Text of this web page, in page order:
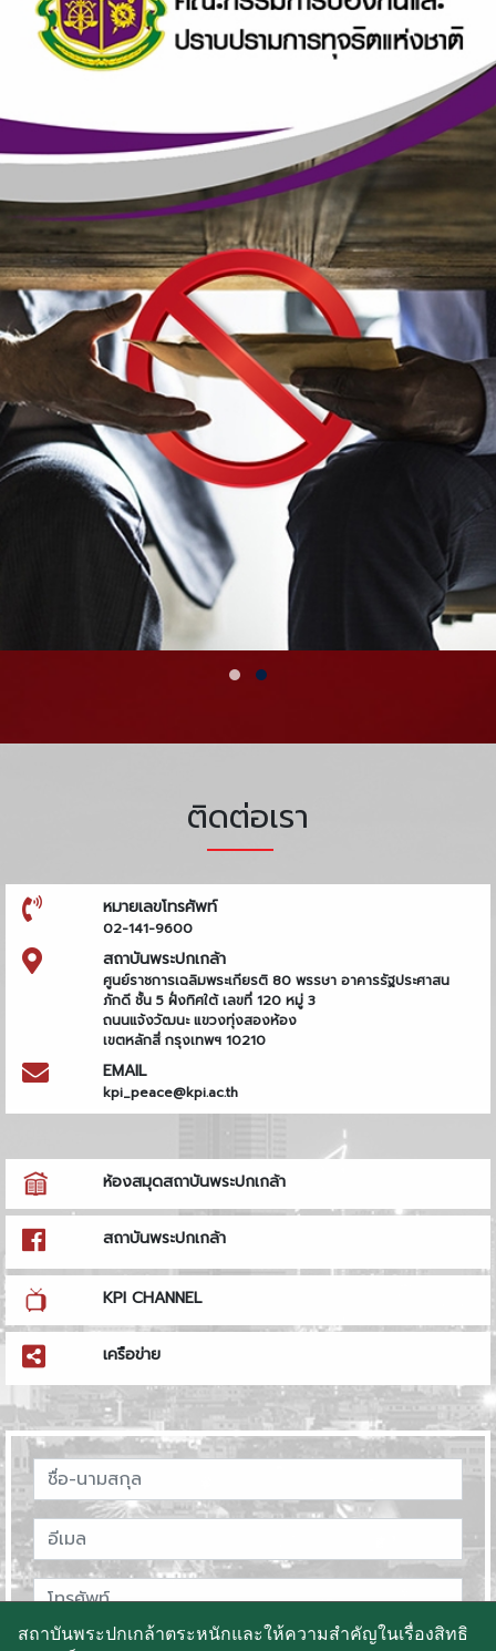
ติดต่อเรา
หมายเลขโทรศัพท์
02-141-9600
สถาบันพระปกเกล้า
ศูนย์ราชการเฉลิมพระเกียรติ 80 พรรษา อาคารรัฐประศาสน
ภักดี ชั้น 5 ฝั่งทิศใต้ เลขที่ 120 หมู่ 3
ถนนแจ้งวัฒนะ แขวงทุ่งสองห้อง
เขตหลักสี่ กรุงเทพฯ 10210
EMAIL
kpi_peace@kpi.ac.th
ห้องสมุดสถาบันพระปกเกล้า
สถาบันพระปกเกล้า
KPI CHANNEL
เครือข่าย
สถาบันพระปกเกล้าตระหนักและให้ความสำคัญในเรื่องสิทธิ